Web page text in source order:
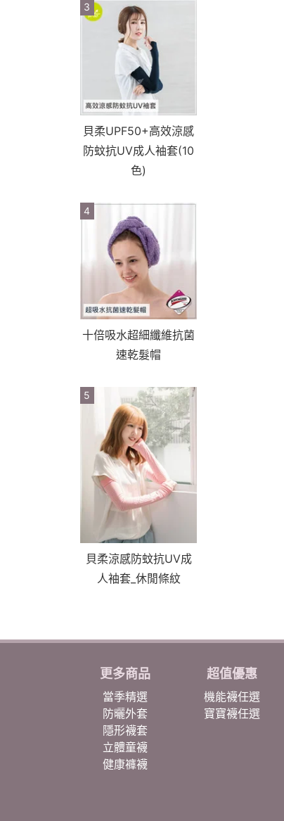
3
貝柔UPF50+高效涼感
防蚊抗UV成人袖套(10
色)
4
十倍吸水超細纖維抗菌
速乾髮帽
5
貝柔涼感防蚊抗UV成
人袖套_休閒條紋
更多商品
當季精選
防曬外套
隱形襪套
立體童襪
健康褲襪
超值優惠
機能襪任選
寶寶襪任選